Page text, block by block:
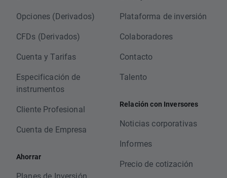
Opciones (Derivados)
CFDs (Derivados)
Cuenta y Tarifas
Especificación de
instrumentos
Cliente Profesional
Cuenta de Empresa
Ahorrar
Plataforma de inversión
Colaboradores
Contacto
Talento
Relación con Inversores
Noticias corporativas
Informes
Precio de cotización